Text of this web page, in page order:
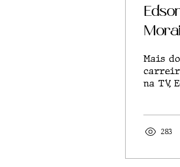
fez
Mais
na TV,
marca
283